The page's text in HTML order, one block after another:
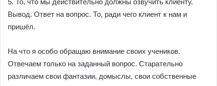
5. То, что мы действительно должны озвучить клиенту.
Вывод. Ответ на вопрос. То, ради чего клиент к нам и
пришёл.
На что я особо обращаю внимание своих учеников.
Отвечаем только на заданный вопрос. Старательно
различаем свои фантазии, домыслы, свои собственные